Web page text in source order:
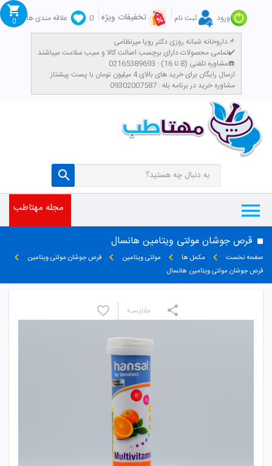
ورود ثبت نام تخفیفات ویژه 0
علاقه مندی ها
داروخانه شبانه روزی دکتر رویا میرنظامی📌
تمامی محصولات دارای برچسب اصالت کالا و سیب سلامت میباشند✔️
مشاوره تلفنی (8 تا 16) : 02165389693☎️
​ارسال رایگان برای خرید های بالای 4 میلیون تومان با پست پیشتاز
مشاوره خرید در برنامه بله : 09302007587
0
مجله مهتاطب
قرص جوشان مولتی ویتامین هانسال
صفحه نخست مکمل ها مولتی ویتامین
قرص جوشان مولتی ویتامین
قرص جوشان مولتی ویتامین هانسال
مقایسـه